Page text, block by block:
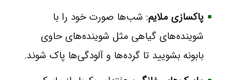
پاکسازی ملایم: شب‌ها صورت خود را با
شوینده‌های گیاهی مثل شوینده‌های حاوی
بابونه بشویید تا گرده‌ها و آلودگی‌ها پاک شوند.